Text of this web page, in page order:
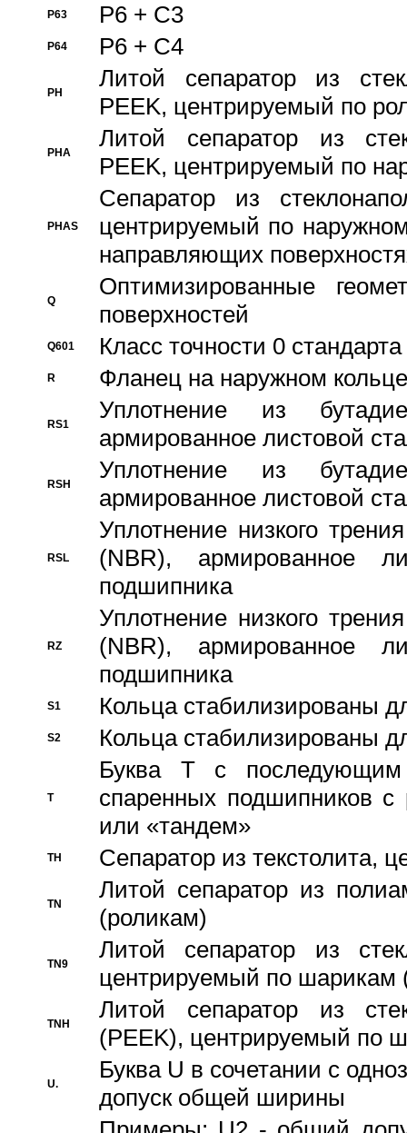
P63 P6 + C3
P64 P6 + C4
PH
Литой сепаратор из
PEEK, центрируемый по
PHA
Литой сепаратор из
PEEK, центрируемый по
PHAS
Сепаратор из
центрируемый по
направляющих
Q
Оптимизированные
поверхностей
Q601 Класс точности 0
R Фланец на наружном кольце
RS1
Уплотнение из
армированное листовой
RSH
Уплотнение из
армированное листовой
RSL
Уплотнение низкого
(NBR), армированное
подшипника
RZ
Уплотнение низкого
(NBR), армированное
подшипника
S1 Кольца стабилизированы
S2 Кольца стабилизированы
T
Буква T с
спаренных подшипников
или «тандем»
TH Сепаратор из текстолита,
TN
Литой сепаратор из
(роликам)
TN9
Литой сепаратор из
центрируемый по шарикам
TNH
Литой сепаратор из
(PEEK), центрируемый по
U.
Буква U в сочетании с
допуск общей ширины